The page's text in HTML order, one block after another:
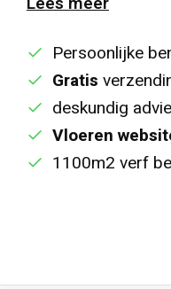
Persoonlijke
Gratis
deskundig
Vloeren
1100m2 verf